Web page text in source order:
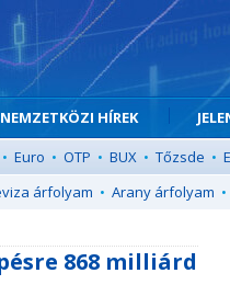
NEMZETKÖZI HÍREK
• Euro • OTP • BUX • Tőzsde •
árfolyam • Arany árfolyam •
868 milliárd